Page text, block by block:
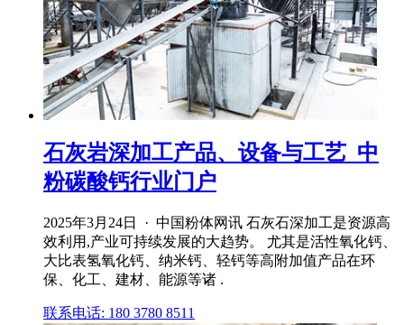
石灰岩深加工产品、设备与工艺_中
粉碳酸钙行业门户
2025年3月24日 · 中国粉体网讯 石灰石深加工是资源高
效利用,产业可持续发展的大趋势。 尤其是活性氧化钙、
大比表氢氧化钙、纳米钙、轻钙等高附加值产品在环
保、化工、建材、能源等诸 .
联系电话: 180 3780 8511